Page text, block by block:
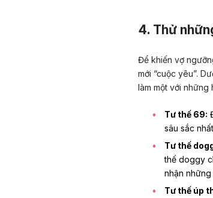
4. Thử
Để khiến vợ
mới “cuộc yêu”.
làm một với những
Tư thế 69:
sâu sắc
Tư thế
thế doggy
nhận
Tư thế úp